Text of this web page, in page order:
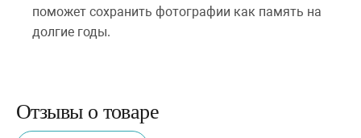
поможет сохранить фотографии как память на
долгие годы.
Отзывы о товаре